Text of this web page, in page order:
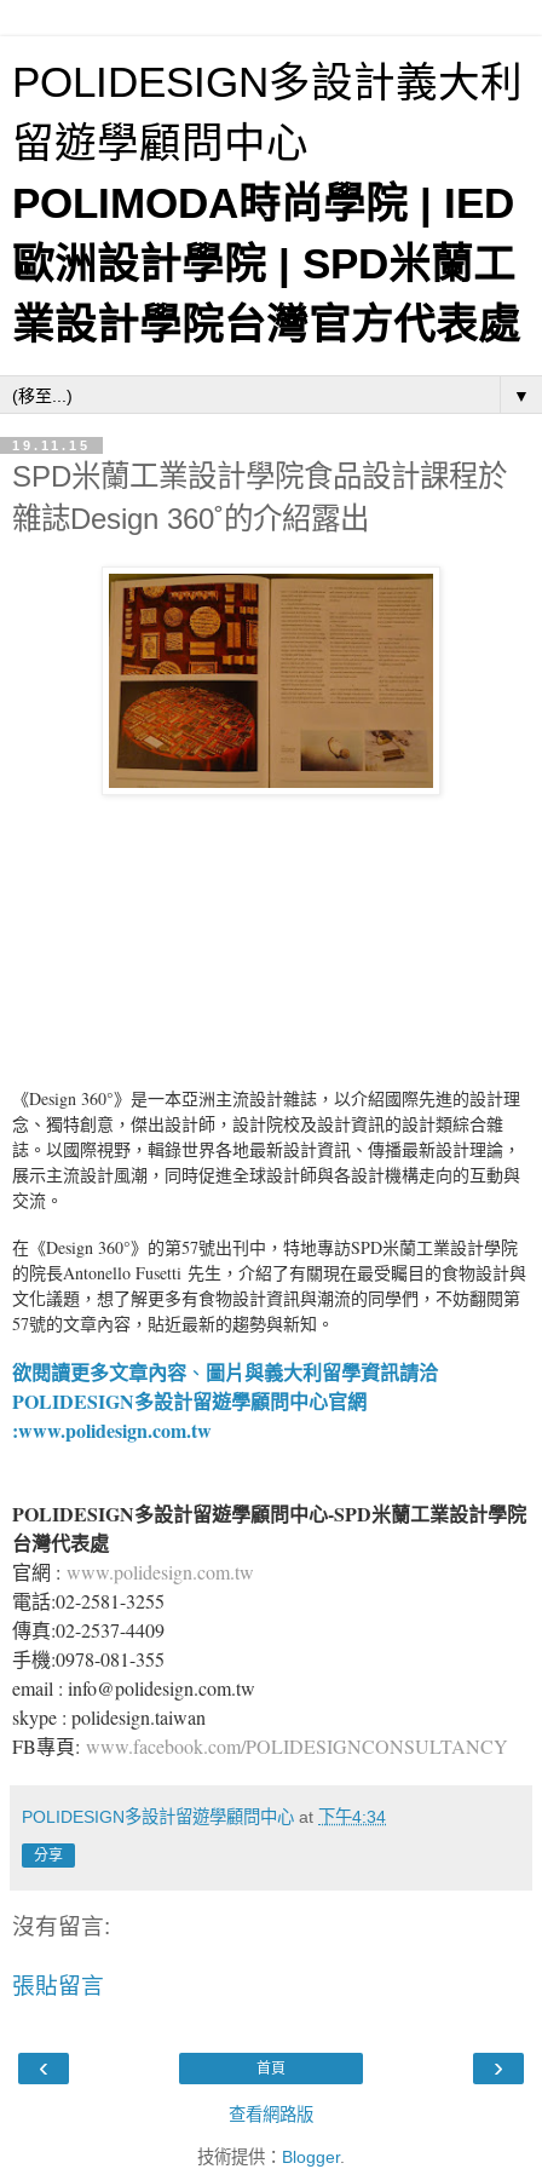
POLIDESIGN多設計義大利
留遊學顧問中心
POLIMODA時尚學院 | IED
歐洲設計學院 | SPD米蘭工
業設計學院台灣官方代表處
▼
19.11.15
SPD米蘭工業設計學院食品設計課程於
雜誌Design 360˚的介紹露出
《Design 360°》是一本亞洲主流設計雜誌，以介紹國際先進的設計理
念、獨特創意，傑出設計師，設計院校及設計資訊的設計類綜合雜
誌。以國際視野，輯錄世界各地最新設計資訊、傳播最新設計理論，
展示主流設計風潮，同時促進全球設計師與各設計機構走向的互動與
交流。
在《Design 360°》的第57號出刊中，特地專訪SPD米蘭工業設計學院
的院長Antonello Fusetti 先生，介紹了有關現在最受矚目的食物設計與
文化議題，想了解更多有食物設計資訊與潮流的同學們，不妨翻閱第
57號的文章內容，貼近最新的趨勢與新知。
欲閱讀更多文章內容 、 圖片與義大利留學資訊請洽
POLIDESIGN多設計留遊學顧問中心官網
:www.polidesign.com.tw
POLIDESIGN多設計留遊學顧問中心-SPD米蘭工業設計學院
台灣代表處
官網 : www.polidesign.com.tw
電話:02-2581-3255
傳真:02-2537-4409
手機:0978-081-355
email : info@polidesign.com.tw
skype : polidesign.taiwan
FB專頁: www.facebook.com/POLIDESIGNCONSULTANCY
POLIDESIGN多設計留遊學顧問中心 at 下午4:34
分享
沒有留言:
張貼留言
‹ ›
首頁
查看網路版
技術提供： Blogger.